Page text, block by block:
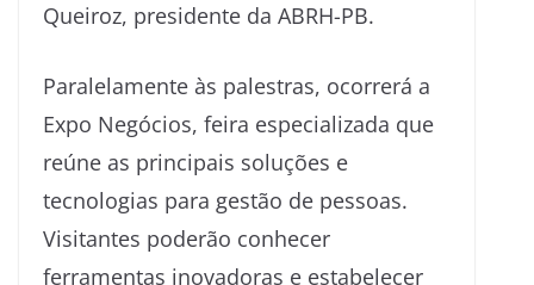
Queiroz, presidente da ABRH-PB.
Paralelamente às palestras, ocorrerá a
Expo Negócios, feira especializada que
reúne as principais soluções e
tecnologias para gestão de pessoas.
Visitantes poderão conhecer
ferramentas inovadoras e estabelecer